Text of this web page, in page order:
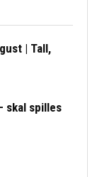
| Tall,
skal spilles